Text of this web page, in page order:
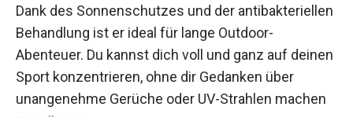
Dank des Sonnenschutzes und der
antibakteriellen Behandlung ist er ideal für lange
Outdoor-Abenteuer. Du kannst dich voll und ganz
auf deinen Sport konzentrieren, ohne dir
Gedanken über unangenehme Gerüche oder UV-